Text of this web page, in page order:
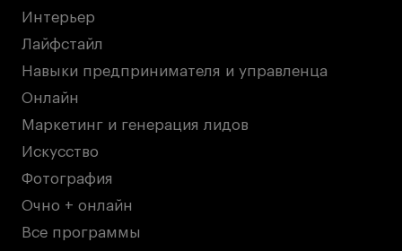
Интерьер
Лайфстайл
Навыки предпринимателя и управленца
Онлайн
Маркетинг и генерация лидов
Искусство
Фотография
Очно + онлайн
Все программы